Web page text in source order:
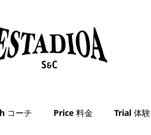
コーチ Price 料金 Trial 体験